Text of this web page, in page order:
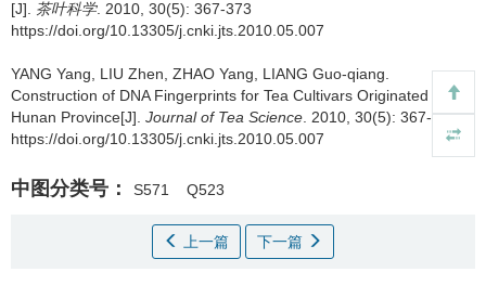
[J]. 茶叶科学. 2010, 30(5): 367-373
https://doi.org/10.13305/j.cnki.jts.2010.05.007
YANG Yang, LIU Zhen, ZHAO Yang, LIANG Guo-qiang.
Construction of DNA Fingerprints for Tea Cultivars Originated from
Hunan Province[J]. Journal of Tea Science . 2010, 30(5): 367-373
https://doi.org/10.13305/j.cnki.jts.2010.05.007
中图分类号： S571 Q523
上一篇 下一篇